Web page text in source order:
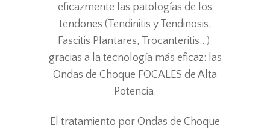
eficazmente las patologías de los
tendones (Tendinitis y Tendinosis,
Fascitis Plantares, Trocanteritis…)
gracias a la tecnología más eficaz: las
Ondas de Choque FOCALES de Alta
Potencia.
El tratamiento por Ondas de Choque